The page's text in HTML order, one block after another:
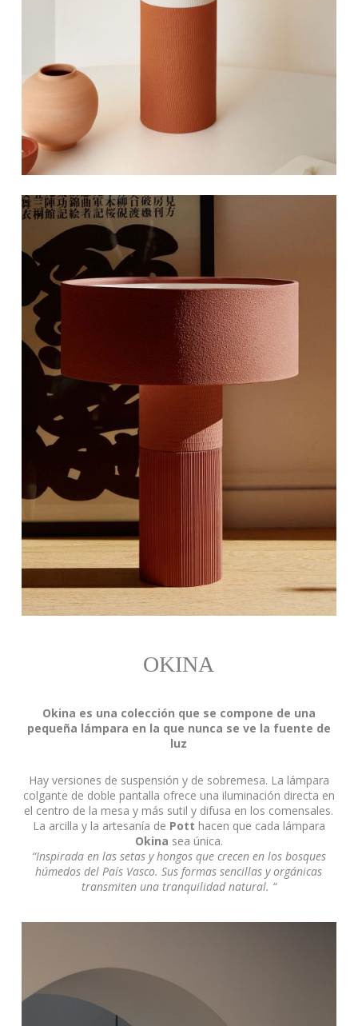
OKINA
Okina es una colección que se compone de una
pequeña lámpara en la que nunca se ve la fuente de
luz
Hay versiones de suspensión y de sobremesa. La lámpara
colgante de doble pantalla ofrece una iluminación directa en
el centro de la mesa y más sutil y difusa en los comensales.
La arcilla y la artesanía de Pott hacen que cada lámpara
Okina sea única.
“Inspirada en las setas y hongos que crecen en los bosques
húmedos del País Vasco. Sus formas sencillas y orgánicas
transmiten una tranquilidad natural. “